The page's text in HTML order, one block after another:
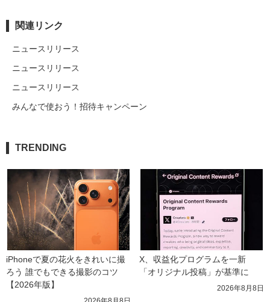
関連リンク
ニュースリリース
ニュースリリース
ニュースリリース
みんなで使おう！招待キャンペーン
TRENDING
iPhoneで夏の花火をきれいに撮
ろう 誰でもできる撮影のコツ
【2026年版】
X、収益化プログラムを一新
「オリジナル投稿」が基準に
2026年8月8日